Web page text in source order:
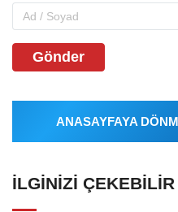
Gönder
ANASAYFAYA
İLGINIZI ÇEKEBILIR